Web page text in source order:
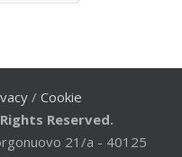
/ Cookie
Reserved.
21/a - 40125